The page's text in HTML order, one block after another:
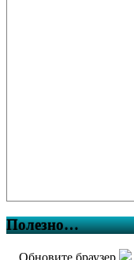
Полезно…
Обновите браузер